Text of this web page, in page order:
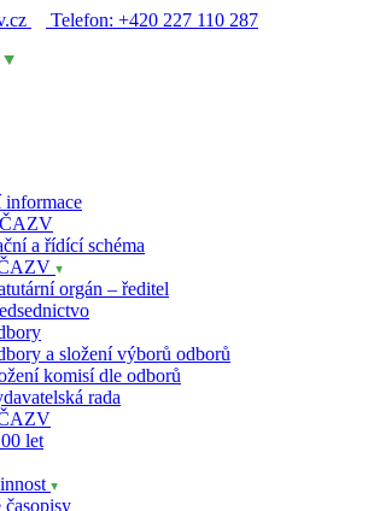
Telefon: +420 227 110 287
informace
a řídící schéma
orgán – ředitel
a složení výborů odborů
komisí dle odborů
rada
let
časopisy